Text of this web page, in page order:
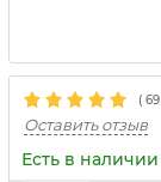
( 69
Оставить отзыв
Есть в наличии